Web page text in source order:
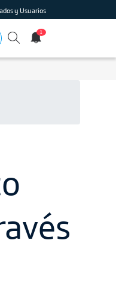
y Usuarios
1